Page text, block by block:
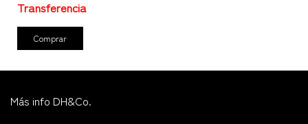
Comprar
Más info DH&Co.